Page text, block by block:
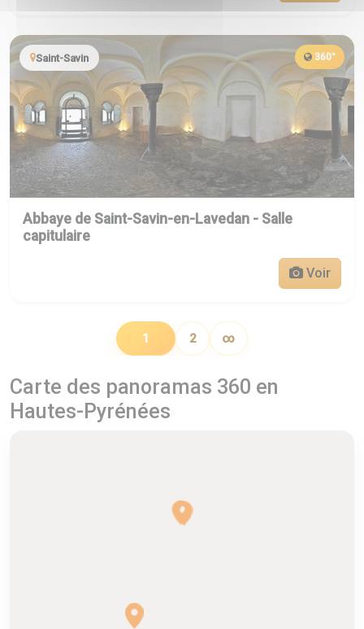
Saint-Savin 360°
Abbaye de Saint-Savin-en-Lavedan - Salle
capitulaire
Voir
1 2 ∞
Carte des panoramas 360 en
Hautes-Pyrénées